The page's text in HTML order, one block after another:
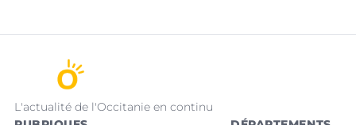
L'actualité de l'Occitanie en continu